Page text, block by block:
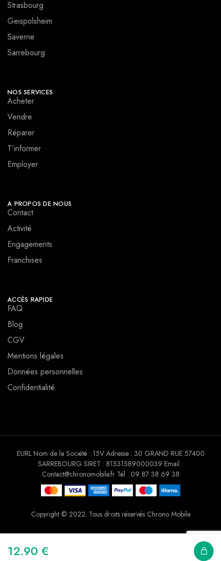
Strasbourg
Geispolsheim
Saverne
Sarrebourg
NOS SERVICES
Acheter
Vendre
Réparer
T’informer
Employer
A PROPOS DE NOUS
Contact
Activité
Engagements
Franchises
ACCÈS RAPIDE
FAQ
Blog
CGV
Mentions légales
Données personnelles
Confidentialité
Copyright © 2022. Tous droits réservés Chrono Mobile
EURL Nom de la Société : 15V Adresse : 30 GRAND RUE 57400
SARREBOURG SIRET : 81531589000039 Email :
Contact@chronomobile.fr Tél : 09 87 38 69 38
12.90 €